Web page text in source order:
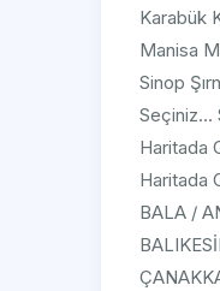
Karabük
Manisa
Sinop
Seçiniz...
Haritada
Haritada
BALA /